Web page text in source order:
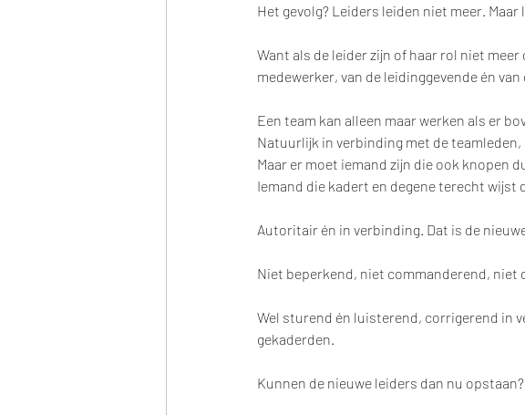
Het gevolg? Leiders leiden niet meer. Maar
Want als de leider zijn of haar rol niet
medewerker, van de leidinggevende én
Een team kan alleen maar werken als er
Natuurlijk in verbinding met de
Maar er moet iemand zijn die ook knopen
Iemand die kadert en degene terecht wijst
Autoritair én in verbinding. Dat is de
Niet beperkend, niet commanderend, niet
Wel sturend én luisterend, corrigerend in
gekaderden.
Kunnen de nieuwe leiders dan nu opstaan?